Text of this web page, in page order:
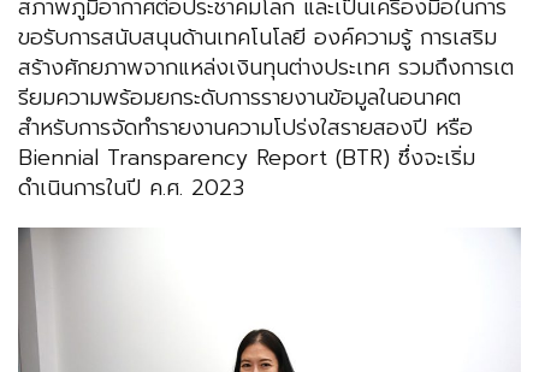
สภาพภูมิอากาศต่อประชาคมโลก และเป็นเครื่องมือในการ
ขอรับการสนับสนุนด้านเทคโนโลยี องค์ความรู้ การเสริม
สร้างศักยภาพจากแหล่งเงินทุนต่างประเทศ รวมถึงการเต
รียมความพร้อมยกระดับการรายงานข้อมูลในอนาคต
สำหรับการจัดทำรายงานความโปร่งใสรายสองปี หรือ
Biennial Transparency Report (BTR) ซึ่งจะเริ่ม
ดำเนินการในปี ค.ศ. 2023